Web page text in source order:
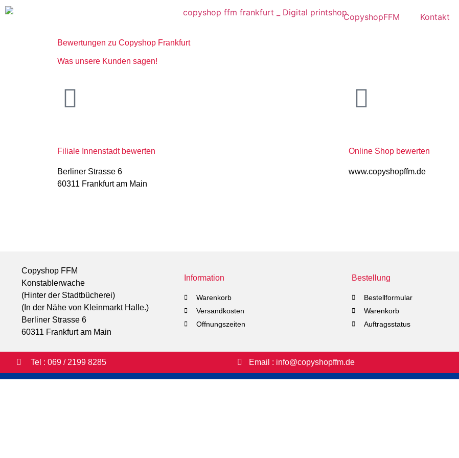
CopyshopFFM Kontakt
Bewertungen zu Copyshop Frankfurt
Was unsere Kunden sagen!
Filiale Innenstadt bewerten
Berliner Strasse 6
60311 Frankfurt am Main
Online Shop bewerten
www.copyshopffm.de
Copyshop FFM
Konstablerwache
(Hinter der Stadtbücherei)
(In der Nähe von Kleinmarkt Halle.)
Berliner Strasse 6
60311 Frankfurt am Main
Information
Warenkorb
Versandkosten
Offnungszeiten
Bestellung
Bestellformular
Warenkorb
Auftragsstatus
Tel : 069 / 2199 8285 Email : info@copyshopffm.de